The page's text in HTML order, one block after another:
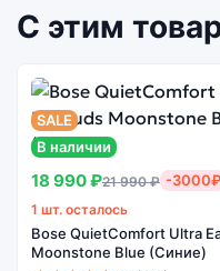
С этим
SALE
В наличии
18 990 ₽21 990 ₽ -3000₽
1 шт. осталось
Bose QuietComfort Ultra
Moonstone Blue (Синие)